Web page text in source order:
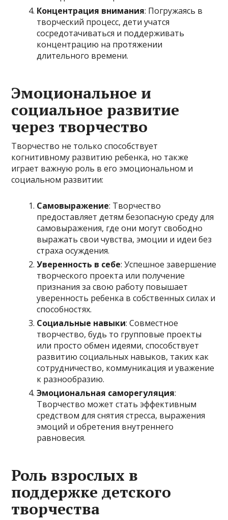
Концентрация внимания: Погружаясь в
творческий процесс, дети учатся
сосредотачиваться и поддерживать
концентрацию на протяжении
длительного времени.
Эмоциональное и
социальное развитие
через творчество
Творчество не только способствует
когнитивному развитию ребенка, но также
играет важную роль в его эмоциональном и
социальном развитии:
Самовыражение: Творчество
предоставляет детям безопасную среду для
самовыражения, где они могут свободно
выражать свои чувства, эмоции и идеи без
страха осуждения.
Уверенность в себе: Успешное завершение
творческого проекта или получение
признания за свою работу повышает
уверенность ребенка в собственных силах и
способностях.
Социальные навыки: Совместное
творчество, будь то групповые проекты
или просто обмен идеями, способствует
развитию социальных навыков, таких как
сотрудничество, коммуникация и уважение
к разнообразию.
Эмоциональная саморегуляция:
Творчество может стать эффективным
средством для снятия стресса, выражения
эмоций и обретения внутреннего
равновесия.
Роль взрослых в
поддержке детского
творчества